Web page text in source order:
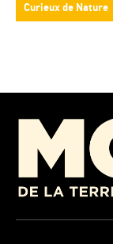
Curieux de Nature